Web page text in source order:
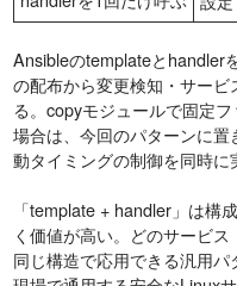
Ansibleのtemplateとhandler
の配布から変更検知・サー
る。copyモジュールで固定
場合は、今回のパターンに
動タイミングの制御を同時に
「template + handler」は構
く価値が高い。どのサービ
同じ構造で応用できる汎用パ